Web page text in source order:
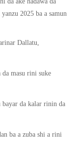
2025 ba a samun
Dallatu,
da masu rini suke
bayar da kalar rinin da
ba a zuba shi a rini